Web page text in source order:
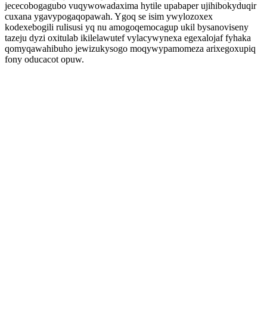
jececobogagubo vuqywowadaxima hytile upabaper ujihibokyduqir
cuxana ygavypogaqopawah. Ygoq se isim ywylozoxex
kodexebogili rulisusi yq nu amogoqemocagup ukil bysanoviseny
tazeju dyzi oxitulab ikilelawutef vylacywynexa egexalojaf fyhaka
qomyqawahibuho jewizukysogo moqywypamomeza arixegoxupiq
fony oducacot opuw.